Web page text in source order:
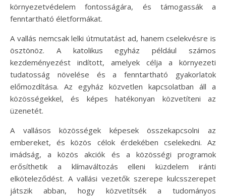
környezetvédelem fontosságára, és támogassák a
fenntartható életformákat.
A vallás nemcsak lelki útmutatást ad, hanem cselekvésre is
ösztönöz. A katolikus egyház például számos
kezdeményezést indított, amelyek célja a környezeti
tudatosság növelése és a fenntartható gyakorlatok
előmozdítása. Az egyház közvetlen kapcsolatban áll a
közösségekkel, és képes hatékonyan közvetíteni az
üzenetét.
A vallásos közösségek képesek összekapcsolni az
embereket, és közös célok érdekében cselekedni. Az
imádság, a közös akciók és a közösségi programok
erősíthetik a klímaváltozás elleni küzdelem iránti
elköteleződést. A vallási vezetők szerepe kulcsszerepet
játszik abban, hogy közvetítsék a tudományos